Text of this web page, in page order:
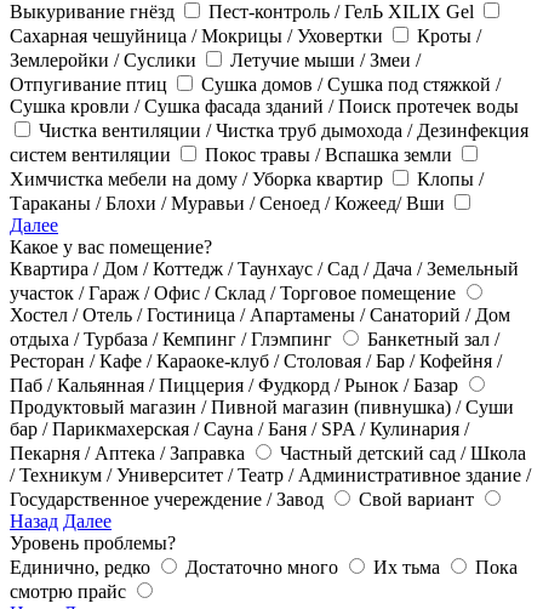
Выкуривание гнёзд
Пест-контроль / ГелЬ XILIX Gel
Сахарная чешуйница / Мокрицы / Уховертки
Кроты /
Землеройки / Суслики
Летучие мыши / Змеи /
Отпугивание птиц
Сушка домов / Сушка под стяжкой /
Сушка кровли / Сушка фасада зданий / Поиск протечек воды
Чистка вентиляции / Чистка труб дымохода / Дезинфекция
систем вентиляции
Покос травы / Вспашка земли
Химчистка мебели на дому / Уборка квартир
Клопы /
Тараканы / Блохи / Муравьи / Сеноед / Кожеед/ Вши
Далее
Какое у вас помещение?
Квартира / Дом / Коттедж / Таунхаус / Сад / Дача / Земельный
участок / Гараж / Офис / Склад / Торговое помещение
Хостел / Отель / Гостиница / Апартамены / Санаторий / Дом
отдыха / Турбаза / Кемпинг / Глэмпинг
Банкетный зал /
Ресторан / Кафе / Караоке-клуб / Столовая / Бар / Кофейня /
Паб / Кальянная / Пиццерия / Фудкорд / Рынок / Базар
Продуктовый магазин / Пивной магазин (пивнушка) / Суши
бар / Парикмахерская / Сауна / Баня / SPA / Кулинария /
Пекарня / Аптека / Заправка
Частный детский сад / Школа
/ Техникум / Университет / Театр / Административное здание /
Государственное учереждение / Завод
Свой вариант
Назад Далее
Уровень проблемы?
Единично, редко
Достаточно много Их тьма
Пока
смотрю прайс